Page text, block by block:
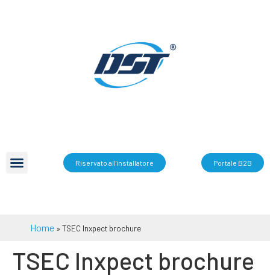
Riservato all'installatore Portale B2B
Home »TSEC Inxpect brochure
TSEC Inxpect brochure